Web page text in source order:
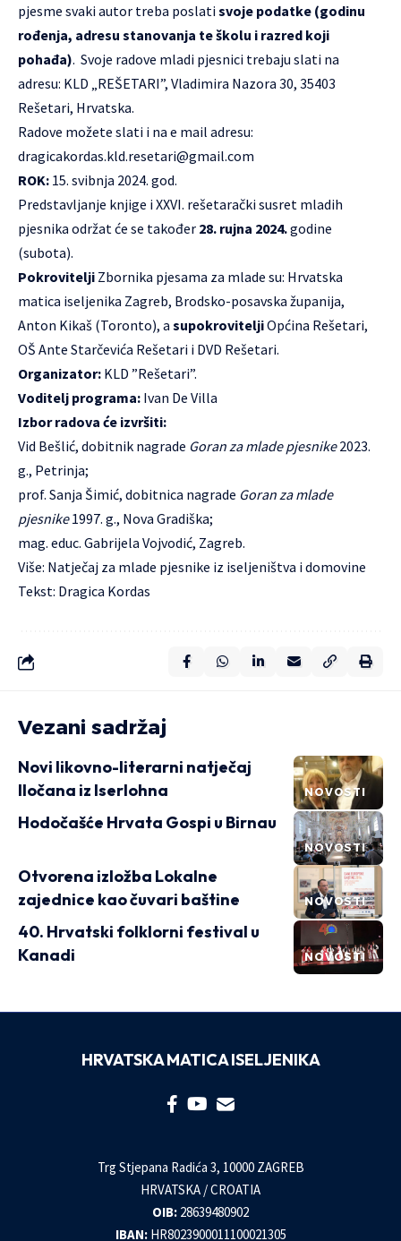
pjesme svaki autor treba poslatisvoje podatke (godinu
rođenja, adresu stanovanja te školu i razred koji
pohađa). Svoje radove mladi pjesnici trebaju slati na
adresu: KLD „REŠETARI”, Vladimira Nazora 30, 35403
Rešetari, Hrvatska.
Radove možete slati i na e mail adresu:
dragicakordas.kld.resetari@gmail.com
ROK: 15. svibnja 2024. god.
Predstavljanje knjige i XXVI. rešetarački susret mladih
pjesnika održat će se također 28. rujna 2024.godine
(subota).
Pokrovitelji Zbornika pjesama za mlade su: Hrvatska
matica iseljenika Zagreb, Brodsko-posavska županija,
Anton Kikaš (Toronto), a supokroviteljiOpćina Rešetari,
OŠ Ante Starčevića Rešetari i DVD Rešetari.
Organizator: KLD ”Rešetari”.
Voditelj programa: Ivan De Villa
Izbor radova će izvršiti:
Vid Bešlić, dobitnik nagrade Goran za mlade pjesnike2023.
g., Petrinja;
prof. Sanja Šimić, dobitnica nagrade Goran za mlade
pjesnike1997. g., Nova Gradiška;
mag. educ. Gabrijela Vojvodić, Zagreb.
Više: Natječaj za mlade pjesnike iz iseljeništva i domovine
Tekst: Dragica Kordas
Vezani sadržaj
NOVOSTI
Novi likovno-literarni natječaj
Iločana iz Iserlohna
NOVOSTI
Hodočašće Hrvata Gospi u Birnau
NOVOSTI
Otvorena izložba Lokalne
zajednice kao čuvari baštine
NOVOSTI
40. Hrvatski folklorni festival u
Kanadi
HRVATSKA MATICA ISELJENIKA
Trg Stjepana Radića 3, 10000 ZAGREB
HRVATSKA / CROATIA
OIB: 28639480902
IBAN: HR8023900011100021305